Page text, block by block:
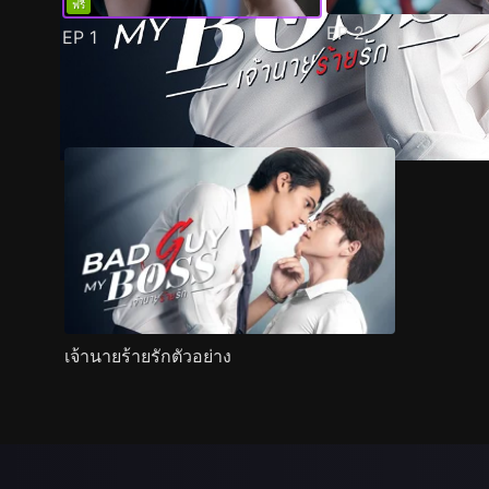
ฟรี
EP 1 EP2
ภาพนิ่ง เนื้อหาที่แนะนำ รายละเอียด
เจ้านายร้ายรักตัวอย่าง